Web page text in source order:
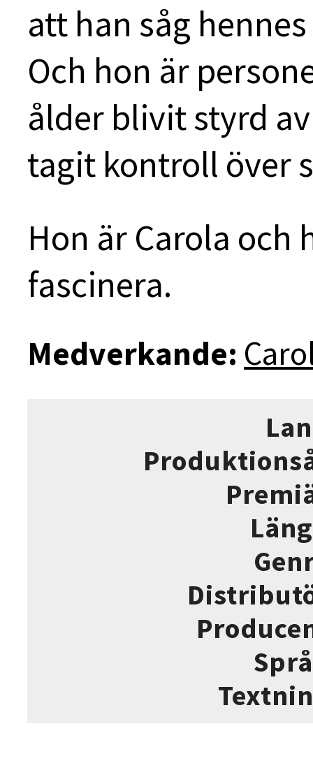
att han såg
Och hon är
ålder blivit styrd
tagit kontroll över
Hon är Carola
fascinera.
Medverkande: